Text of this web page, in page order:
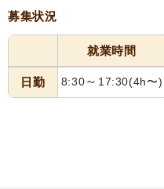
研修風景
募集状況
就業時間
日勤 8:30～ 17:30(4h〜)